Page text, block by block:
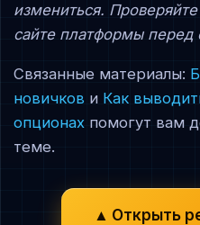
измениться.
сайте платформы перед
Связанные материалы:
новичков и Как
опционах помогут вам
теме.
▲ Открыть